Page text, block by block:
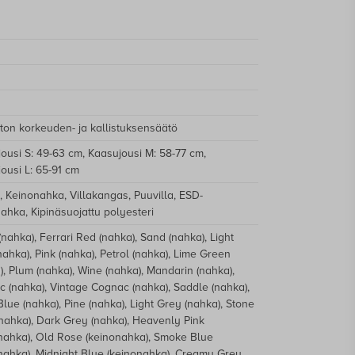
mitat.
valintaan?Ole yhteydessä
autamme mielellämme!
ovat erinomainen lisä etenkin, jos tuolilla
Muut pyörävaihtoehdot ja
toimitusajat on ilmoitettu erikseen.
on Matkahuolto.
sis. alv.
€ sis. alv. (Matkahuollon noutopisteet
10 € sis. alv.
korkeuden- ja kallistuksensäätö
S: 49-63 cm, Kaasujousi M: 58-77 cm,
L: 65-91 cm
Keinonahka, Villakangas, Puuvilla, ESD-
Kipinäsuojattu polyesteri
Ferrari Red (nahka), Sand (nahka), Light
Pink (nahka), Petrol (nahka), Lime Green
Plum (nahka), Wine (nahka), Mandarin (nahka),
(nahka), Vintage Cognac (nahka), Saddle (nahka),
(nahka), Pine (nahka), Light Grey (nahka), Stone
Dark Grey (nahka), Heavenly Pink
Old Rose (keinonahka), Smoke Blue